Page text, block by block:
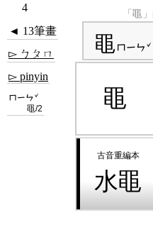
「黽
◄ 13筆畫
▻ ㄅㄆㄇ
▻ pinyin
ㄇㄧㄣˇ
黽/2
黽ㄇㄧㄣˇ
黽
水黽
4